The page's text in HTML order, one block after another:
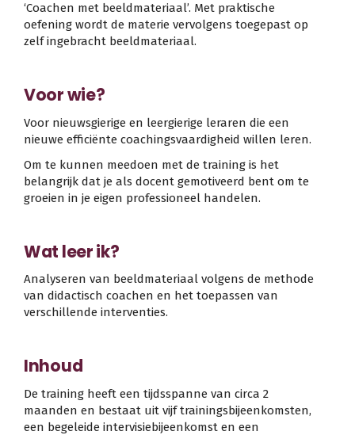
‘Coachen met beeldmateriaal’. Met praktische
oefening wordt de materie vervolgens toegepast op
zelf ingebracht beeldmateriaal.
Voor wie?
Voor nieuwsgierige en leergierige leraren die een
nieuwe efficiënte coachingsvaardigheid willen leren.
Om te kunnen meedoen met de training is het
belangrijk dat je als docent gemotiveerd bent om te
groeien in je eigen professioneel handelen.
Wat leer ik?
Analyseren van beeldmateriaal volgens de methode
van didactisch coachen en het toepassen van
verschillende interventies.
Inhoud
De training heeft een tijdsspanne van circa 2
maanden en bestaat uit vijf trainingsbijeenkomsten,
een begeleide intervisiebijeenkomst en een